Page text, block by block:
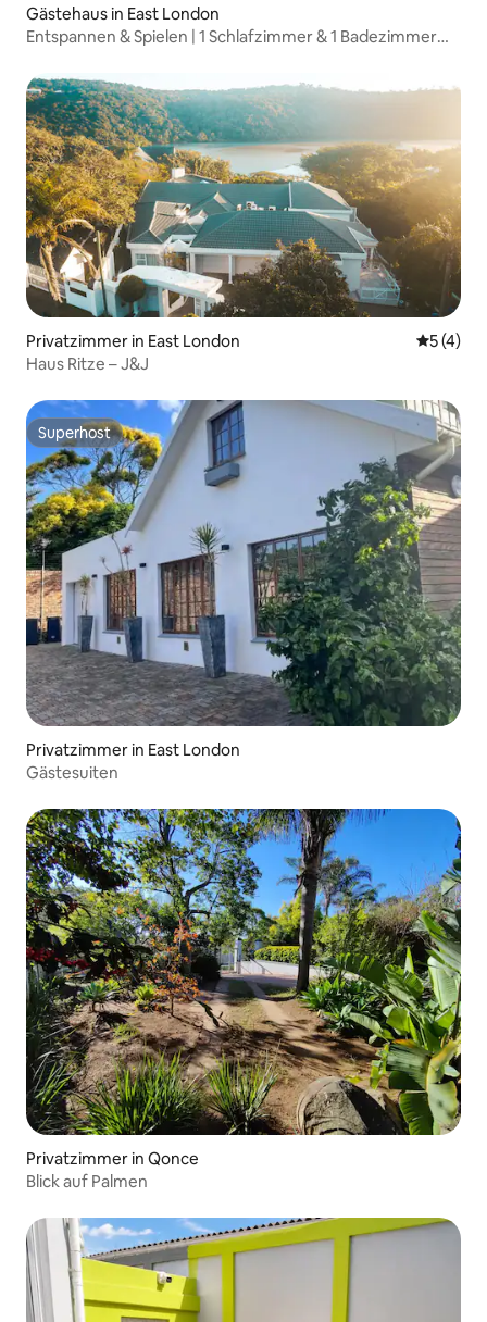
Gästehaus in East London
Entspannen & Spielen | 1 Schlafzimmer & 1 Badezimmer
Privatzimmer in East London
5 (4)
Haus Ritze – J&J
Superhost
Superhost
Privatzimmer in East London
Gästesuiten
Privatzimmer in Qonce
Blick auf Palmen